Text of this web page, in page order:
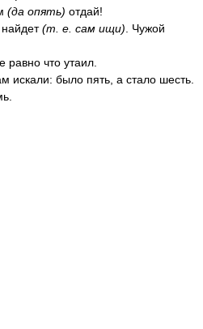
(да опять) отдай!
(т. е. сам ищи) . Чужой
что утаил.
искали: было пять, а стало шесть.